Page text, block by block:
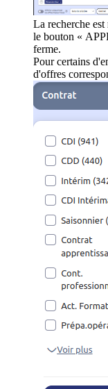
La recherche
le bouton «
ferme.
Pour certains
d'offres